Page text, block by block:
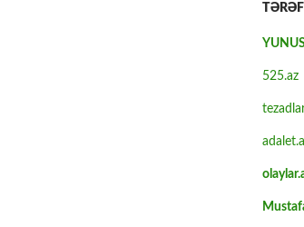
525.az